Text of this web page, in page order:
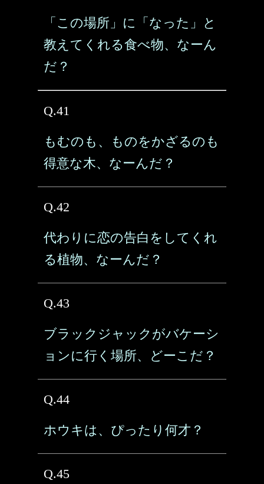
「この場所」に「なった」と
教えてくれる食べ物、なーん
だ？
Q.41
もむのも、ものをかざるのも
得意な木、なーんだ？
Q.42
代わりに恋の告白をしてくれ
る植物、なーんだ？
Q.43
ブラックジャックがバケーシ
ョンに行く場所、どーこだ？
Q.44
ホウキは、ぴったり何才？
Q.45